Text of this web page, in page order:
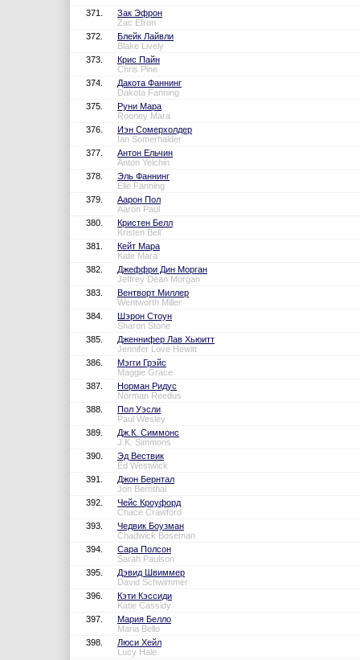
371.
Зак Эфрон
Zac Efron
372.
Блейк Лайвли
Blake Lively
373.
Крис Пайн
Chris Pine
374.
Дакота Фаннинг
Dakota Fanning
375.
Руни Мара
Rooney Mara
376.
Иэн Сомерхолдер
Ian Somerhalder
377.
Антон Ельчин
Anton Yelchin
378.
Эль Фаннинг
Elle Fanning
379.
Аарон Пол
Aaron Paul
380.
Кристен Белл
Kristen Bell
381.
Кейт Мара
Kate Mara
382.
Джеффри Дин Морган
Jeffrey Dean Morgan
383.
Вентворт Миллер
Wentworth Miller
384.
Шэрон Стоун
Sharon Stone
385.
Дженнифер Лав Хьюитт
Jennifer Love Hewitt
386.
Мэгги Грэйс
Maggie Grace
387.
Норман Ридус
Norman Reedus
388.
Пол Уэсли
Paul Wesley
389.
Дж.К. Симмонс
J.K. Simmons
390.
Эд Вествик
Ed Westwick
391.
Джон Бернтал
Jon Bernthal
392.
Чейс Кроуфорд
Chace Crawford
393.
Чедвик Боузман
Chadwick Boseman
394.
Сара Полсон
Sarah Paulson
395.
Дэвид Швиммер
David Schwimmer
396.
Кэти Кэссиди
Katie Cassidy
397.
Мария Белло
Maria Bello
398.
Люси Хейл
Lucy Hale